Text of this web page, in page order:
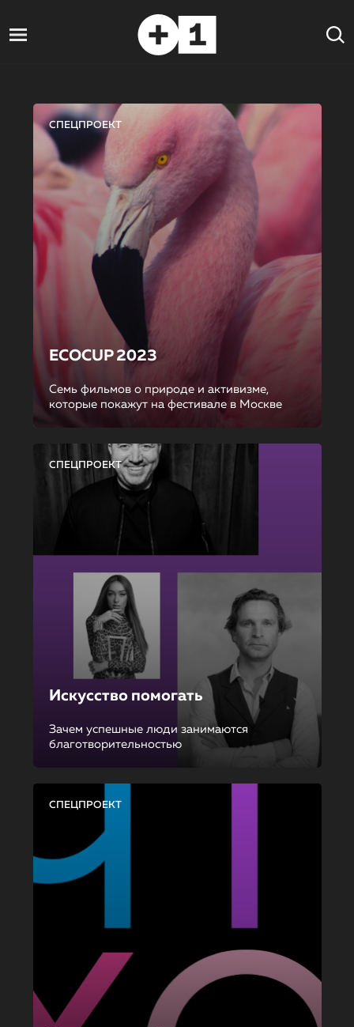
СПЕЦПРОЕКТ
ECOCUP 2023
Семь фильмов о природе и активизме,
которые покажут на фестивале в Москве
СПЕЦПРОЕКТ
Искусство помогать
Зачем успешные люди занимаются
благотворительностью
СПЕЦПРОЕКТ